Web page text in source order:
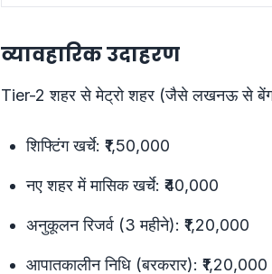
व्यावहारिक उदाहरण
Tier-2 शहर से मेट्रो शहर (जैसे लखनऊ से
शिफ्टिंग खर्चे: ₹1,50,000
नए शहर में मासिक खर्चे: ₹40,000
अनुकूलन रिजर्व (3 महीने): ₹1,20,000
आपातकालीन निधि (बरकरार): ₹1,20,000